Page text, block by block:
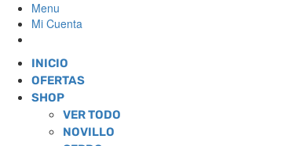
Menu
Mi Cuenta
INICIO
OFERTAS
SHOP
VER TODO
NOVILLO